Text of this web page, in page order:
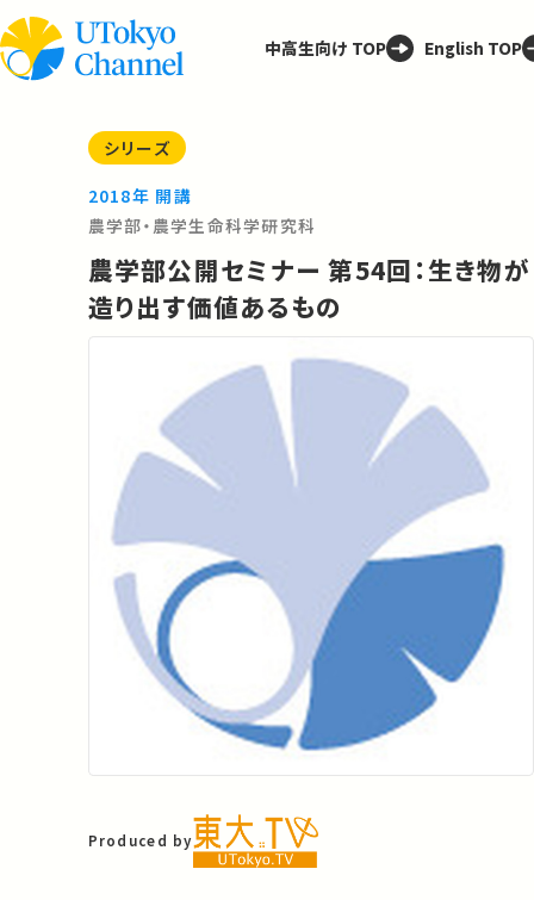
中高生向け TOP English TOP
シリーズ
2018年 開講
農学部・農学生命科学研究科
農学部公開セミナー 第54回：生き物が
造り出す価値あるもの
Produced by